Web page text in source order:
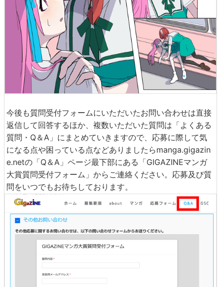
今後も質問受付フォームにいただいたお問い合わせは直接
返信して回答するほか、複数いただいた質問は「よくある
質問・Q＆A」にまとめていきますので、応募に際して気
になる点や困っている点などありましたらmanga.gigazin
e.netの「Q＆A」ページ最下部にある「GIGAZINEマンガ
大賞質問受付フォーム」からご連絡ください。応募及び質
問をいつでもお待ちしております。